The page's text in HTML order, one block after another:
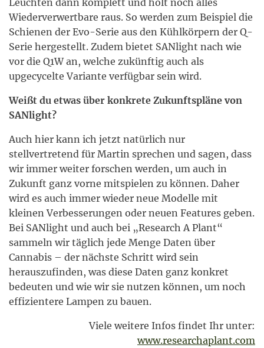
Wiederverwertbare raus. So werden zum Beispiel die
Schienen der Evo-Serie aus den Kühlkörpern der Q-
Serie hergestellt. Zudem bietet SANlight nach wie
vor die Q1W an, welche zukünftig auch als
upgecycelte Variante verfügbar sein wird.
Weißt du etwas über konkrete Zukunftspläne von
SANlight?
Auch hier kann ich jetzt natürlich nur
stellvertretend für Martin sprechen und sagen, dass
wir immer weiter forschen werden, um auch in
Zukunft ganz vorne mitspielen zu können. Daher
wird es auch immer wieder neue Modelle mit
kleinen Verbesserungen oder neuen Features geben.
Bei SANlight und auch bei „Research A Plant“
sammeln wir täglich jede Menge Daten über
Cannabis – der nächste Schritt wird sein
herauszufinden, was diese Daten ganz konkret
bedeuten und wie wir sie nutzen können, um noch
effizientere Lampen zu bauen.
Viele weitere Infos findet Ihr unter:
www.researchaplant.com